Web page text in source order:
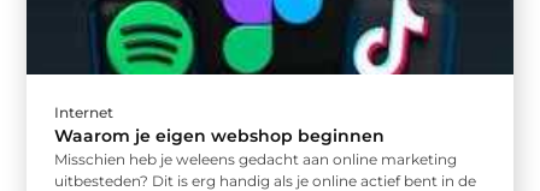
Internet
Waarom je eigen webshop beginnen
Misschien heb je weleens gedacht aan online marketing
uitbesteden? Dit is erg handig als je online actief bent in de